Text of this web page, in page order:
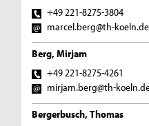
+49 221-8275-3804
marcel.berg@th-koeln.de
Berg, Mirjam
+49 221-8275-4261
mirjam.berg@th-
Bergerbusch, Thomas